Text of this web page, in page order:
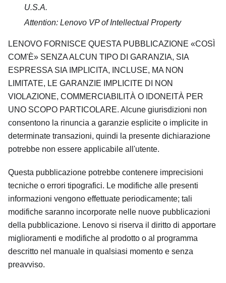
U.S.A.
Attention: Lenovo VP of Intellectual Property
LENOVO FORNISCE QUESTA PUBBLICAZIONE
COSÌ
COM'È
SENZA ALCUN TIPO DI GARANZIA, SIA
ESPRESSA SIA IMPLICITA, INCLUSE, MA NON
LIMITATE, LE GARANZIE IMPLICITE DI NON
VIOLAZIONE, COMMERCIABILITÀ O IDONEITÀ PER
UNO SCOPO PARTICOLARE. Alcune giurisdizioni non
consentono la rinuncia a garanzie esplicite o implicite in
determinate transazioni, quindi la presente dichiarazione
potrebbe non essere applicabile all'utente.
Questa pubblicazione potrebbe contenere imprecisioni
tecniche o errori tipografici. Le modifiche alle presenti
informazioni vengono effettuate periodicamente; tali
modifiche saranno incorporate nelle nuove pubblicazioni
della pubblicazione. Lenovo si riserva il diritto di apportare
miglioramenti e modifiche al prodotto o al programma
descritto nel manuale in qualsiasi momento e senza
preavviso.